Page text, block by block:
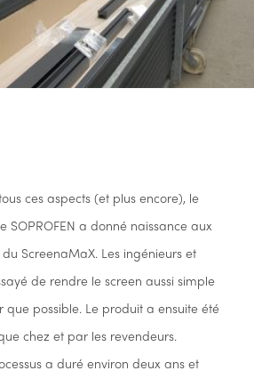
ces aspects (et plus encore), le
SOPROFEN a donné naissance aux
ScreenaMaX. Les ingénieurs et
de rendre le screen aussi simple
que possible. Le produit a ensuite été
chez et par les revendeurs.
a duré environ deux ans et